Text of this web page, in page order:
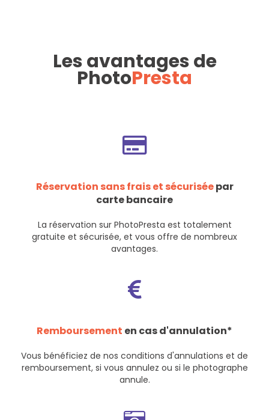
Les avantages de
PhotoPresta
Réservation sans frais et sécuriséepar
carte bancaire
La réservation sur PhotoPresta est totalement
gratuite et sécurisée, et vous offre de nombreux
avantages.
Remboursement en cas d'annulation*
Vous bénéficiez de nos conditions d'annulations et de
remboursement, si vous annulez ou si le photographe
annule.